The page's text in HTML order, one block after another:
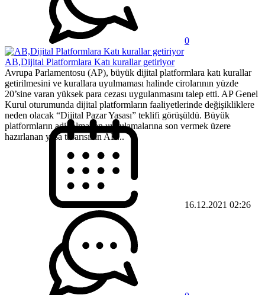
0
AB,Dijital Platformlara Katı kurallar getiriyor
Avrupa Parlamentosu (AP), büyük dijital platformlara katı kurallar
getirilmesini ve kurallara uyulmaması halinde cirolarının yüzde
20’sine varan yüksek para cezası uygulanmasını talep etti. AP Genel
Kurul oturumunda dijital platformların faaliyetlerinde değişikliklere
neden olacak “Dijital Pazar Yasası” teklifi görüşüldü. Büyük
platformların adil olmayan uygulamalarına son vermek üzere
hazırlanan yasa tasarısının AB...
16.12.2021 02:26